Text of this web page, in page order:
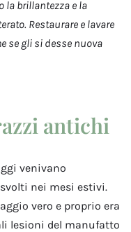
la brillantezza e la
Restaurare e lavare
se gli si desse nuova
antichi
venivano
nei mesi estivi.
vero e proprio era
lesioni del manufatto